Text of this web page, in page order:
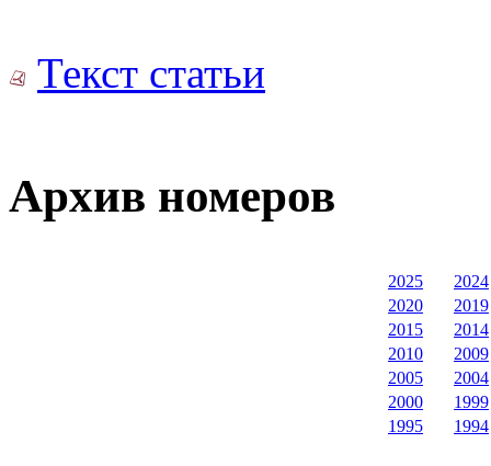
Текст статьи
Архив номеров
2025
2024
2020
2019
2015
2014
2010
2009
2005
2004
2000
1999
1995
1994